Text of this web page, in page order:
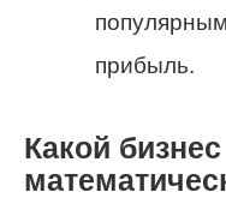
прибыль.
Какой